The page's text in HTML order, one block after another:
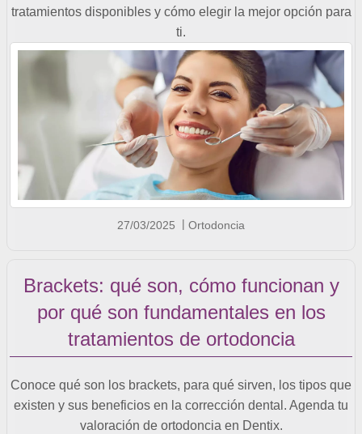
tratamientos disponibles y cómo elegir la mejor opción para
ti.
27/03/2025 Ortodoncia
Brackets: qué son, cómo funcionan y
por qué son fundamentales en los
tratamientos de ortodoncia
Conoce qué son los brackets, para qué sirven, los tipos que
existen y sus beneficios en la corrección dental. Agenda tu
valoración de ortodoncia en Dentix.